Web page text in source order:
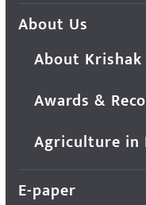
About Us
About Krishak
Awards &
Agriculture in
E-paper